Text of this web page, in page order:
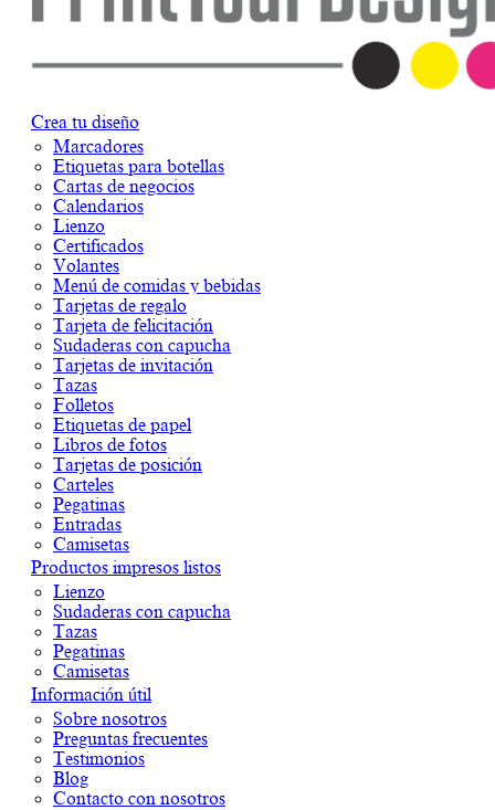
Crea tu diseño
Marcadores
Etiquetas para botellas
Cartas de negocios
Calendarios
Lienzo
Certificados
Volantes
Menú de comidas y bebidas
Tarjetas de regalo
Tarjeta de felicitación
Sudaderas con capucha
Tarjetas de invitación
Tazas
Folletos
Etiquetas de papel
Libros de fotos
Tarjetas de posición
Carteles
Pegatinas
Entradas
Camisetas
Productos impresos listos
Lienzo
Sudaderas con capucha
Tazas
Pegatinas
Camisetas
Información útil
Sobre nosotros
Preguntas frecuentes
Testimonios
Blog
Contacto con nosotros